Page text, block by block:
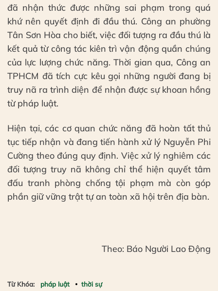
đã nhận thức được những sai phạm trong quá
khứ nên quyết định đi đầu thú. Công an phường
Tân Sơn Hòa cho biết, việc đối tượng ra đầu thú là
kết quả từ công tác kiên trì vận động quần chúng
của lực lượng chức năng. Thời gian qua, Công an
TPHCM đã tích cực kêu gọi những người đang bị
truy nã ra trình diện để nhận được sự khoan hồng
từ pháp luật.
Hiện tại, các cơ quan chức năng đã hoàn tất thủ
tục tiếp nhận và đang tiến hành xử lý Nguyễn Phi
Cường theo đúng quy định. Việc xử lý nghiêm các
đối tượng truy nã không chỉ thể hiện quyết tâm
đấu tranh phòng chống tội phạm mà còn góp
phần giữ vững trật tự an toàn xã hội trên địa bàn.
Theo: Báo Người Lao Động
Từ Khóa: pháp luật thời sự